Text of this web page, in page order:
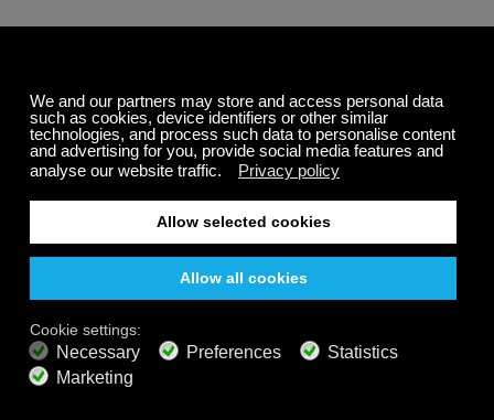
immergées dans un caisson de privation sensorielle,
baignant dans des sons tout en étant dénué de pensées.
Laissez les bruits attirer votre attention dans un endroit
isolé, faites en sorte que votre esprit soit immobile, mais
complètement conscient de tous vos cinq sens.”
Cette musique est excellente pour votre expérience
vous avez besoin d’une pause dans la vie de tous les
jours.